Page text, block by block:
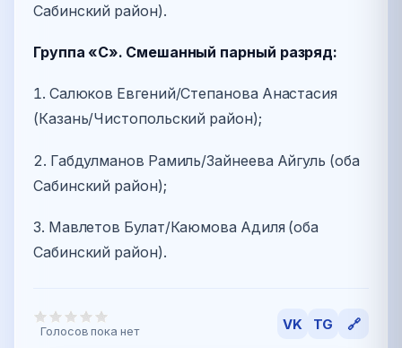
Сабинский район).
Группа «С». Смешанный парный разряд:
1. Салюков Евгений/Степанова Анастасия
(Казань/Чистопольский район);
2. Габдулманов Рамиль/Зайнеева Айгуль (оба
Сабинский район);
3. Мавлетов Булат/Каюмова Адиля (оба
Сабинский район).
Голосов пока нет VK TG 🔗